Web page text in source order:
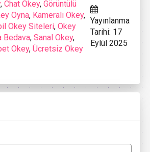
, Chat Okey, Görüntülü
Oyna, Kameralı Okey,
Okey Siteleri, Okey
Bedava, Sanal Okey,
Okey, Ücretsiz Okey
Yayınlanma
Tarihi: 17
Eylül 2025